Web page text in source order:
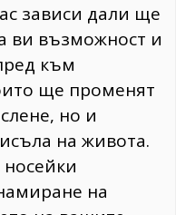
зависи дали ще
ви възможност и
към
ще променят
но и
на живота.
на